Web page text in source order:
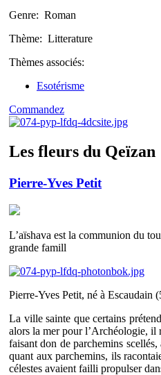
Genre: Roman
Thème: Litterature
Thèmes associés:
Esotérisme
Commandez
Les fleurs du Qeïzan
Pierre-Yves Petit
L’aïshava est la communion du
grande famill
Pierre-Yves Petit, né à Escaudain
La ville sainte que certains
alors la mer pour l’Archéologie, il
faisant don de parchemins
quant aux parchemins, ils
célestes avaient failli propulser